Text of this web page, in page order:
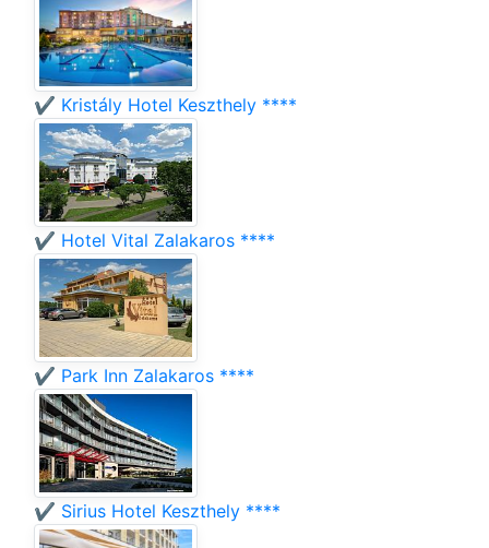
✔️ Kristály Hotel Keszthely ****
✔️ Hotel Vital Zalakaros ****
✔️ Park Inn Zalakaros ****
✔️ Sirius Hotel Keszthely ****